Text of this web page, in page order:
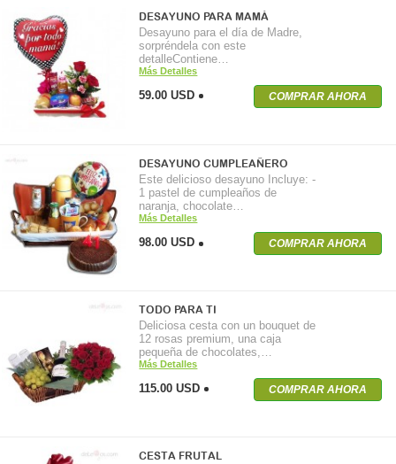
DESAYUNO PARA MAMÁ
Desayuno para el día de Madre,
sorpréndela con este
detalleContiene…
Más Detalles
59.00 USD COMPRAR AHORA
DESAYUNO CUMPLEAÑERO
Este delicioso desayuno Incluye: -
1 pastel de cumpleaños de
naranja, chocolate…
Más Detalles
98.00 USD COMPRAR AHORA
TODO PARA TI
Deliciosa cesta con un bouquet de
12 rosas premium, una caja
pequeña de chocolates,…
Más Detalles
115.00 USD COMPRAR AHORA
CESTA FRUTAL